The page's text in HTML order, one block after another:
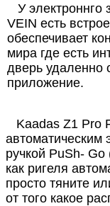
У электроннго
VEIN есть
обеспечивает
мира где есть
дверь удаленно
приложение.
Kaadas Z1 Pro
автоматическим
ручкой PuSh- Go
как ригеля
просто тяните
от того какое